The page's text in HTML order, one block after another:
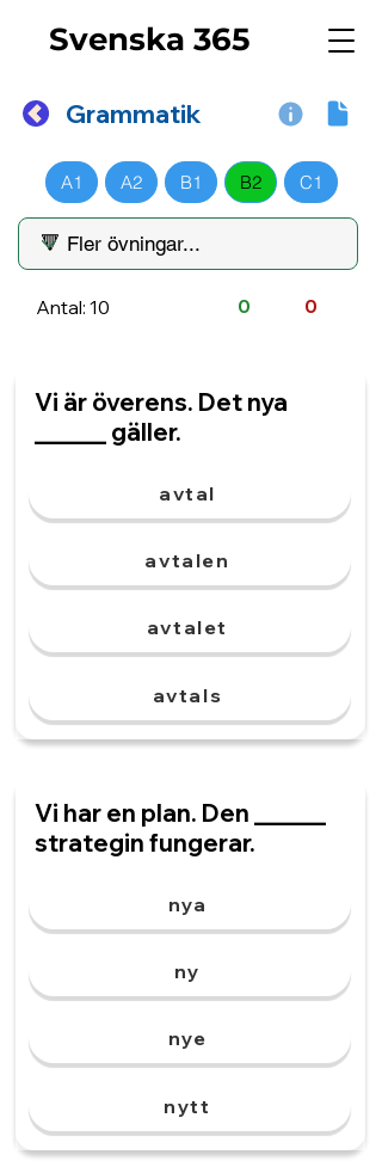
Svenska 365
Grammatik
A1 A2 B1 B2 C1
Antal: 10 0 0
Vi är överens. Det nya
______ gäller.
avtal
avtalen
avtalet
avtals
Vi har en plan. Den ______
strategin fungerar.
nya
ny
nye
nytt